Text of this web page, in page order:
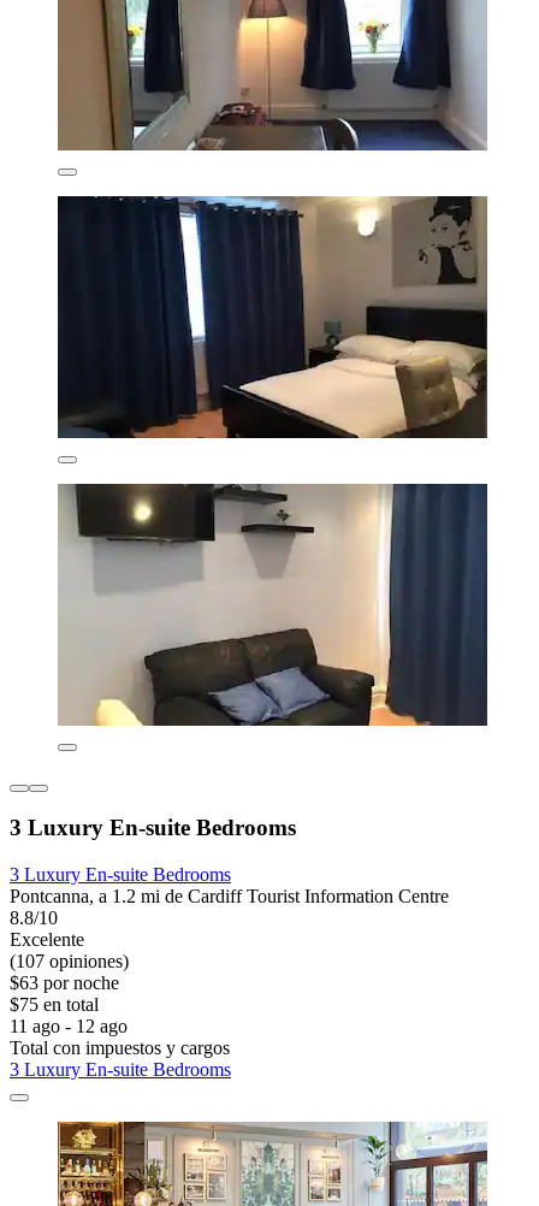
3 Luxury En-suite Bedrooms
3 Luxury En-suite Bedrooms
Pontcanna, a 1.2 mi de Cardiff Tourist Information Centre
8.8/10
Excelente
(107 opiniones)
$63 por noche
$75 en total
11 ago - 12 ago
Total con impuestos y cargos
3 Luxury En-suite Bedrooms